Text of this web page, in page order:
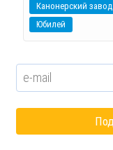
Канонерский завод
Юбилей